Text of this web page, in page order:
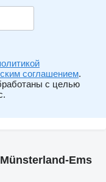
соглашением.
с целью
Ems